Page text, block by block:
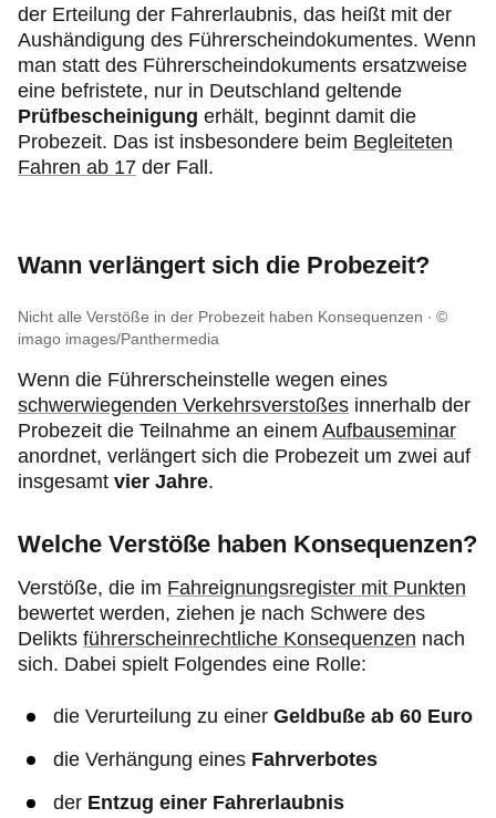
der Erteilung der Fahrerlaubnis, das heißt mit der
Aushändigung des Führerscheindokumentes. Wenn
man statt des Führerscheindokuments ersatzweise
eine befristete, nur in Deutschland geltende
Prüfbescheinigung erhält, beginnt damit die
Probezeit. Das ist insbesondere beim Begleiteten
Fahren ab 17 der Fall.
Wann verlängert sich die Probezeit?
Nicht alle Verstöße in der Probezeit haben Konsequenzen
©
imago images/Panthermedia
Wenn die Führerscheinstelle wegen eines
schwerwiegenden Verkehrsverstoßes innerhalb der
Probezeit die Teilnahme an einem Aufbauseminar
anordnet, verlängert sich die Probezeit um zwei auf
insgesamt vier Jahre.
Welche Verstöße haben Konsequenzen?
Verstöße, die im Fahreignungsregister mit Punkten
bewertet werden, ziehen je nach Schwere des
Delikts führerscheinrechtliche Konsequenzen nach
sich. Dabei spielt Folgendes eine Rolle:
die Verurteilung zu einer Geldbuße ab 60 Euro
die Verhängung eines Fahrverbotes
der Entzug einer Fahrerlaubnis